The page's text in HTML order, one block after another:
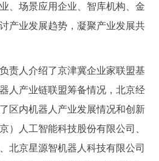
政策解读 回应关切
、场景应用企业、智库机构、金
产业发展趋势，凝聚产业发展共
人介绍了京津冀企业家联盟基
人产业链联盟筹备情况，北京经
区内机器人产业发展情况和创新
）人工智能科技股份有限公司、
北京星源智机器人科技有限公司